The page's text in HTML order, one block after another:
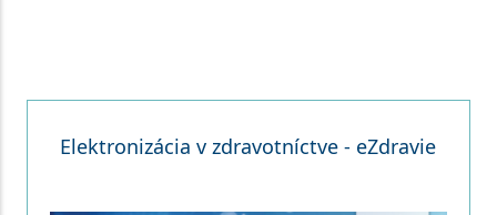
Elektronizácia v zdravotníctve - eZdravie